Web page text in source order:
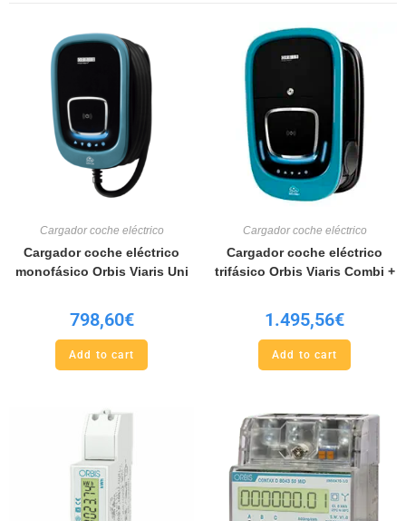
Cargador coche eléctrico
Cargador coche eléctrico
monofásico Orbis Viaris Uni
798,60€
Add to cart
Cargador coche eléctrico
Cargador coche eléctrico
trifásico Orbis Viaris Combi +
1.495,56€
Add to cart